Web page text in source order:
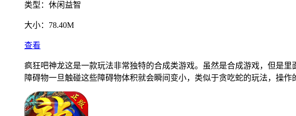
类型： 休闲益智
大小： 78.40M
查看
疯狂吧神龙这是一款玩法非常独特的合成类游戏。虽然是合成游戏，但是
障碍物一旦触碰这些障碍物体积就会瞬间变小，类似于贪吃蛇的玩法，操作